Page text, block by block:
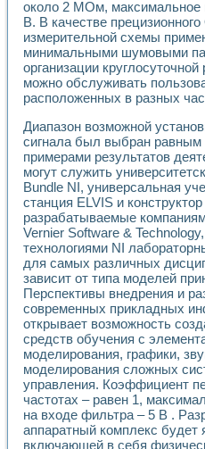
Исследование
Применение
Разработка
Система
Система сбора
Управление
Разработка
Использование
Оборудование для
Автоматизация
Применение
Исследование
Стенд для
Автоматизация
Измерительный
Моделирование
Лабораторные
Автоматизация
Виртуальный
Использование
Использование
Лабораторный
Лабораторный
Лабораторный
Опыт
около 2 МОм, максимальное
В. В качестве
измерительной схемы
минимальными шумовыми
организации
можно обслуживать
расположенных в разных
Диапазон возможной
сигнала был выбран
примерами результатов
могут служить
Bundle NI, универсальная
станция ELVIS и
разрабатываемые
Vernier Software &
технологиями NI
для самых различных
зависит от типа моделей
Перспективы внедрения и
современных прикладных
открывает возможность
средств обучения с
моделирования, графики,
моделирования сложных
управления. Коэффициент
частотах – равен 1,
на входе фильтра – 5 В .
аппаратный комплекс будет
включающей в себя